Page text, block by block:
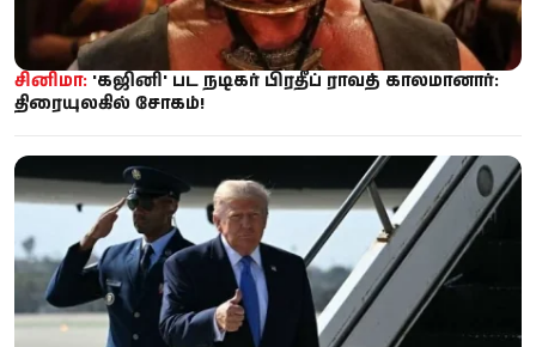
சினிமா: 'கஜினி' பட நடிகர் பிரதீப் ராவத் காலமானார்:
திரையுலகில் சோகம்!